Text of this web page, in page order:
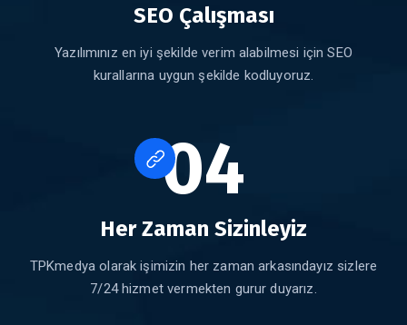
SEO Çalışması
Yazılımınız en iyi şekilde verim alabilmesi için SEO
kurallarına uygun şekilde kodluyoruz.
04
Her Zaman Sizinleyiz
TPKmedya olarak işimizin her zaman arkasındayız sizlere
7/24 hizmet vermekten gurur duyarız.